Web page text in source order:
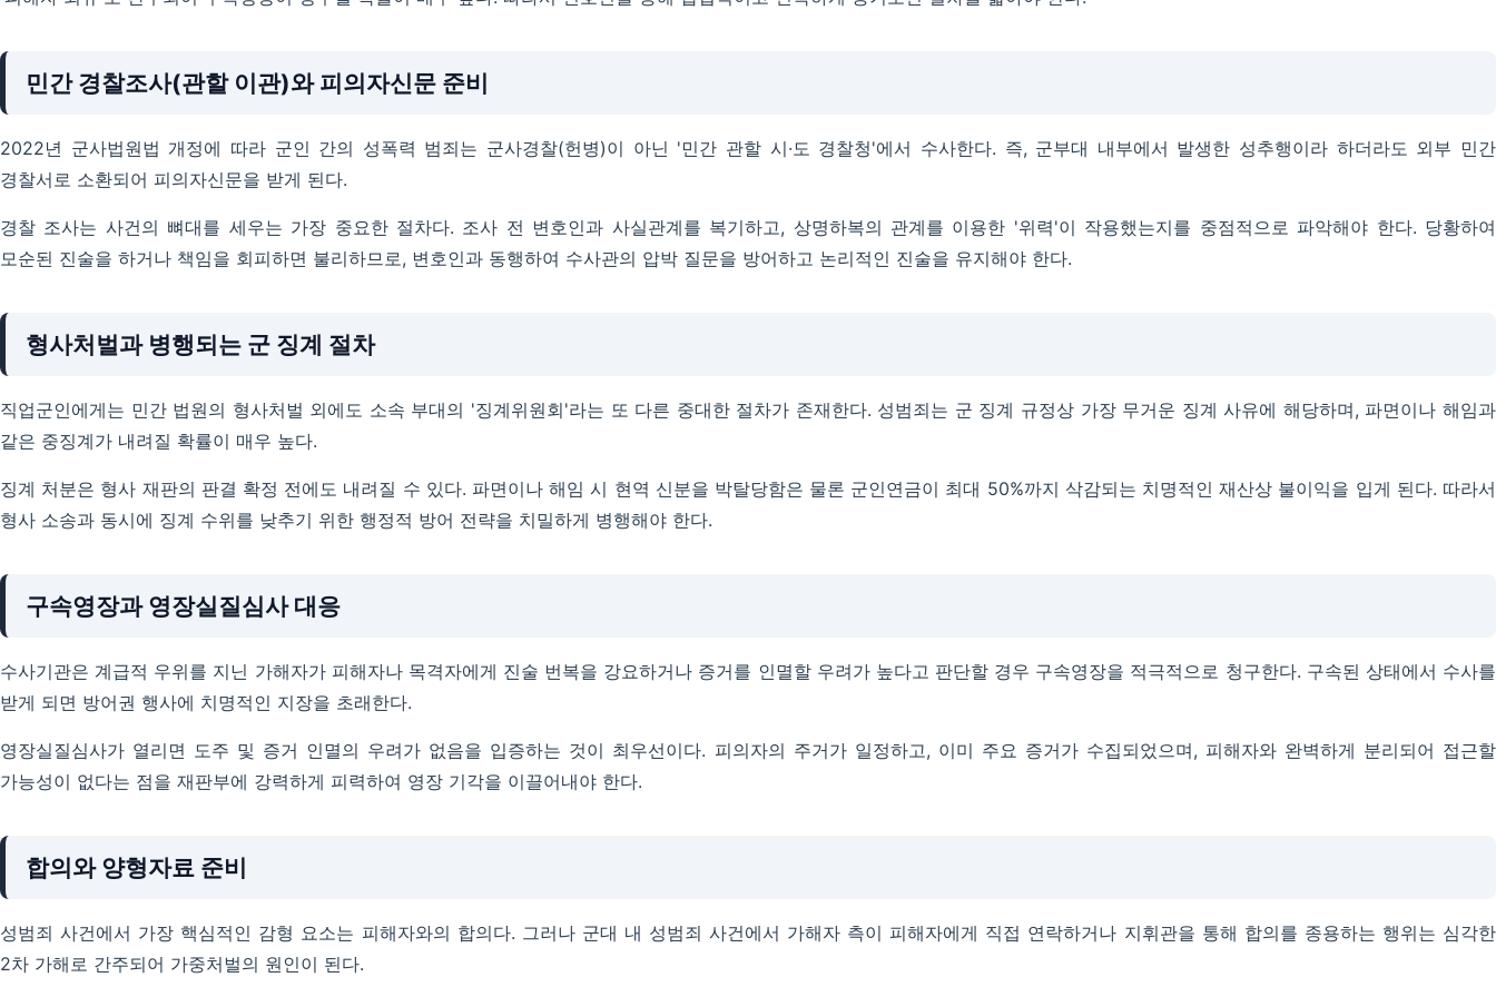
민간 경찰조사(관할 이관)와 피의자신문 준비
2022년 군사법원법 개정에 따라 군인 간의 성폭력 범죄는 군사경찰(헌병)이 아닌 '민간 관할 시·도 경찰청'에서 수사한다. 즉, 군부대 내부에서 발생한 성추행이라 하더라도 외부 민간
경찰서로 소환되어 피의자신문을 받게 된다.
경찰 조사는 사건의 뼈대를 세우는 가장 중요한 절차다. 조사 전 변호인과 사실관계를 복기하고, 상명하복의 관계를 이용한 '위력'이 작용했는지를 중점적으로 파악해야 한다. 당황하여
모순된 진술을 하거나 책임을 회피하면 불리하므로, 변호인과 동행하여 수사관의 압박 질문을 방어하고 논리적인 진술을 유지해야 한다.
형사처벌과 병행되는 군 징계 절차
직업군인에게는 민간 법원의 형사처벌 외에도 소속 부대의 '징계위원회'라는 또 다른 중대한 절차가 존재한다. 성범죄는 군 징계 규정상 가장 무거운 징계 사유에 해당하며, 파면이나 해임과
같은 중징계가 내려질 확률이 매우 높다.
징계 처분은 형사 재판의 판결 확정 전에도 내려질 수 있다. 파면이나 해임 시 현역 신분을 박탈당함은 물론 군인연금이 최대 50%까지 삭감되는 치명적인 재산상 불이익을 입게 된다. 따라서
형사 소송과 동시에 징계 수위를 낮추기 위한 행정적 방어 전략을 치밀하게 병행해야 한다.
구속영장과 영장실질심사 대응
수사기관은 계급적 우위를 지닌 가해자가 피해자나 목격자에게 진술 번복을 강요하거나 증거를 인멸할 우려가 높다고 판단할 경우 구속영장을 적극적으로 청구한다. 구속된 상태에서 수사를
받게 되면 방어권 행사에 치명적인 지장을 초래한다.
영장실질심사가 열리면 도주 및 증거 인멸의 우려가 없음을 입증하는 것이 최우선이다. 피의자의 주거가 일정하고, 이미 주요 증거가 수집되었으며, 피해자와 완벽하게 분리되어 접근할
가능성이 없다는 점을 재판부에 강력하게 피력하여 영장 기각을 이끌어내야 한다.
합의와 양형자료 준비
성범죄 사건에서 가장 핵심적인 감형 요소는 피해자와의 합의다. 그러나 군대 내 성범죄 사건에서 가해자 측이 피해자에게 직접 연락하거나 지휘관을 통해 합의를 종용하는 행위는 심각한
2차 가해로 간주되어 가중처벌의 원인이 된다.